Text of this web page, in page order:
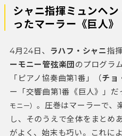
シャニ指揮ミュンヘ
ったマーラー《巨人》
4月24日、 ラハフ・シャニ指
ーモニー管弦楽団 のプログラ
「ピアノ協奏曲第1番」（チョ
ー「交響曲第1番《巨人》」だ
モニー） 。圧巻はマーラーで、
し、そのうえで全体をまとめ
がよく、始末も巧い。これに